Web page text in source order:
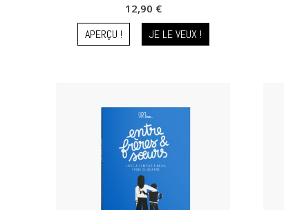
12,90 €
APERÇU ! JE LE VEUX !